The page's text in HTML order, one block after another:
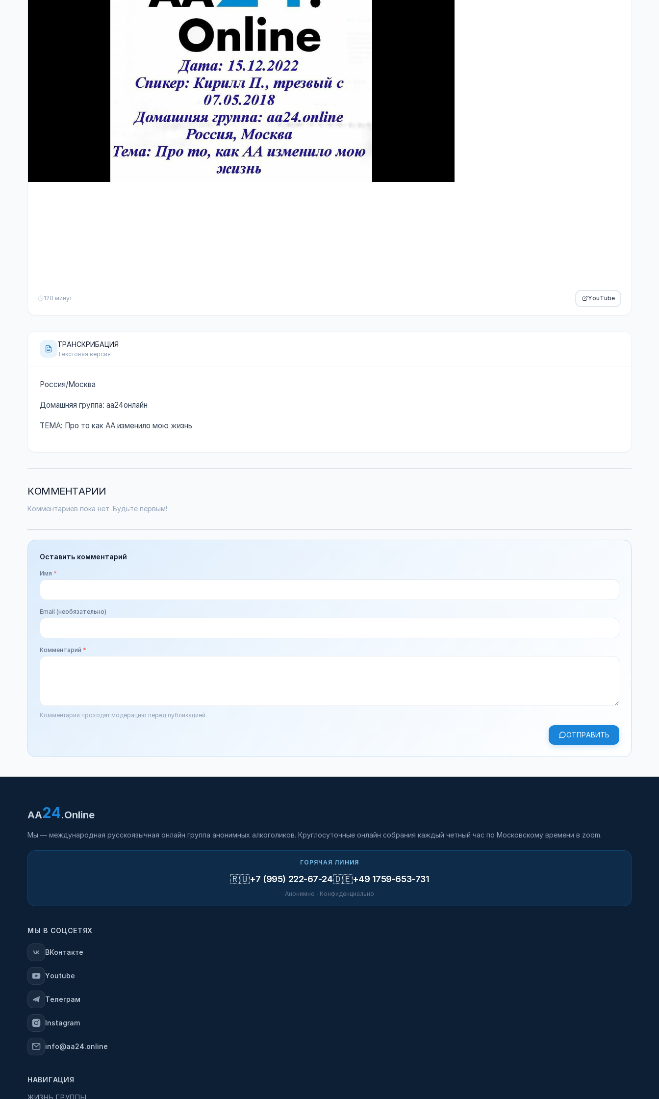
120 минут YouTube
ТРАНСКРИБАЦИЯ
Текстовая версия
Россия/Москва
Домашняя группа: аа24онлайн
ТЕМА: Про то как АА изменило мою жизнь
КОММЕНТАРИИ
Комментариев пока нет. Будьте первым!
Оставить комментарий
Имя *
Email (необязательно)
Комментарий *
Комментарии проходят модерацию перед публикацией.
ОТПРАВИТЬ
AA24.Online
Мы — международная русскоязычная онлайн группа анонимных алкоголиков. Круглосуточные онлайн собрания каждый четный час по Московскому времени в zoom.
ГОРЯЧАЯ ЛИНИЯ
🇷🇺+7 (995) 222-67-24🇩🇪+49 1759-653-731
Анонимно · Конфиденциально
МЫ В СОЦСЕТЯХ
ВКонтакте
Youtube
Телеграм
Instagram
info@aa24.online
НАВИГАЦИЯ